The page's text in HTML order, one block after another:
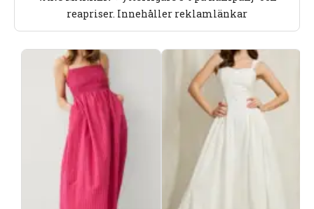
reapriser. Innehåller reklamlänkar